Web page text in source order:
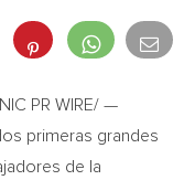
PR WIRE/ —
primeras grandes
de la